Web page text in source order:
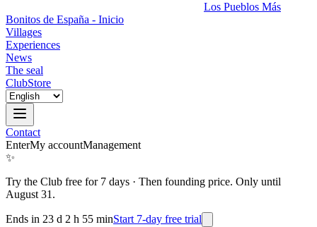
Los Pueblos Más
Bonitos de España - Inicio
Villages
Experiences
News
The seal
ClubStore
Contact
EnterMy accountManagement
✨
Try the Club free for 7 days · Then founding price. Only until
August 31.
Ends in 23 d 2 h 55 minStart 7-day free trial